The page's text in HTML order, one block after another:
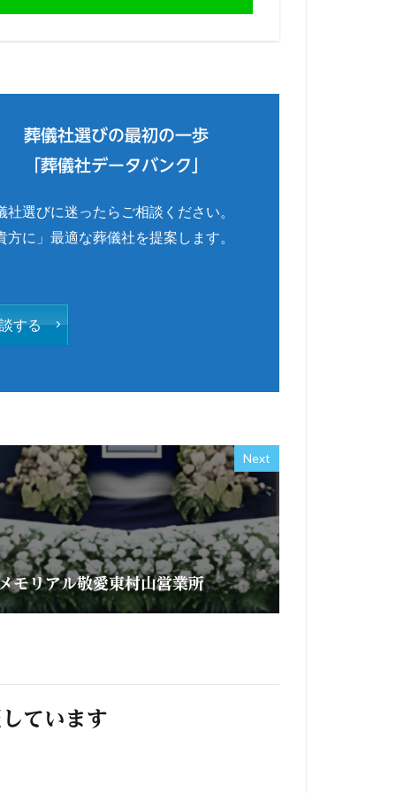
葬儀社選びの最初の一歩
「葬儀社データバンク」
社選びに迷ったらご相談ください。
方に」最適な葬儀社を提案します。
する
Next
モリアル敬愛東村山営業所
ています